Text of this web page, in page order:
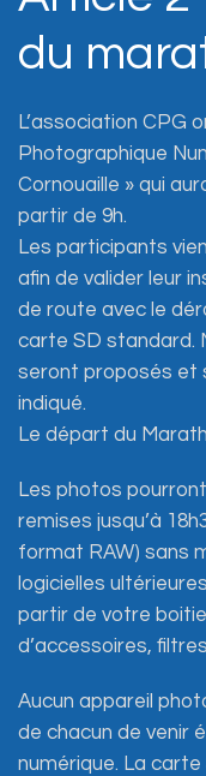
du
L’association CPG
Photographique
Cornouaille » qui
partir de 9h.
Les participants
afin de valider leur
de route avec le
carte SD standard.
seront proposés et
indiqué.
Le départ du
Les photos
remises jusqu’à
format RAW) sans
logicielles
partir de votre
d’accessoires,
Aucun appareil
de chacun de venir
numérique. La